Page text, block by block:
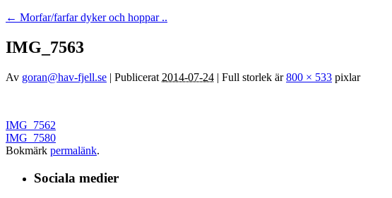
← Morfar/farfar dyker och hoppar ..
IMG_7563
Av goran@hav-fjell.se | Publicerat 2014-07-24 | Full storlek är800 × 533 pixlar
IMG_7562
IMG_7580
Bokmärk permalänk.
Sociala medier